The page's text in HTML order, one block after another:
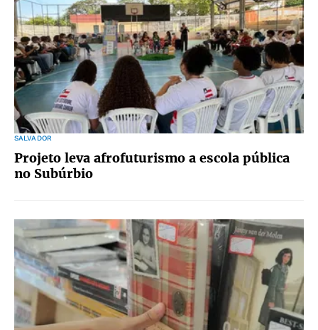
SALVADOR
Projeto leva afrofuturismo a escola pública
no Subúrbio